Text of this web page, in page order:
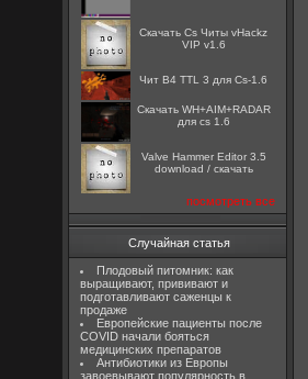
Скачать Cs Читы vHackz
VIP v1.6
Чит B4 TTL 3 для Cs-1.6
Скачать WH+AIM+RADAR
для cs 1.6
Valve Hammer Editor 3.5
download / скачать
посмотреть все
Случайная статья
Плодовый питомник: как
выращивают, прививают и
подготавливают саженцы к
продаже
Европейские пациенты после
COVID начали бояться
медицинских препаратов
Антибиотики из Европы
завоевывают популярность в